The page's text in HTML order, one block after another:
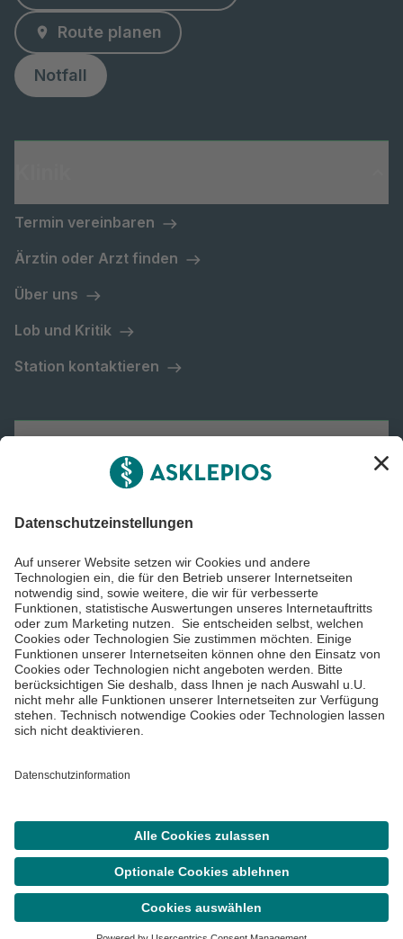
Menü
SucheTermin
Route planen
Notfall
Termin vereinbaren
Ärztin oder Arzt finden
Über uns
Lob und Kritik
Station kontaktieren
Asklepios Gruppe
Impressum
©Asklepios Kliniken GmbH & Co. KGaA 2026